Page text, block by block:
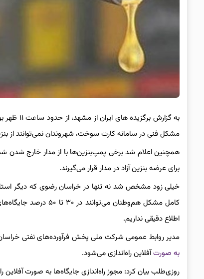
مشکل فنی در سامانه کارت سوخت، شهروندان نمی‌توانند از
همچنین اعلام شد برخی پمپ‌بنزین‌ها با از مدار خارج شدن
برای عرضه بنزین آزاد در مدار قرار می‌گیرند.
خیلی زود مشخص شد نه تنها در خراسان رضوی که دیگر
کامل مشکل هم‌وطنان
اطلاع دقیقی نداریم.
مدیر روابط عمومی شرکت ملی پخش فرآورده‌های نفتی
به صورتآفلاین راه‌اندازی می‌شود.
روزی‌طلب بیان کرد: مجوز راه‌اندازی جایگاه‌ها به صورت